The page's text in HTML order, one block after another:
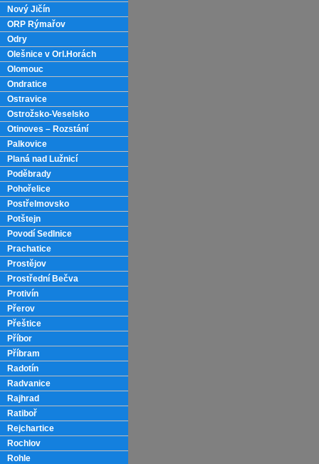
Nový Jičín
ORP Rýmařov
Odry
Olešnice v Orl.Horách
Olomouc
Ondratice
Ostravice
Ostrožsko-Veselsko
Otinoves – Rozstání
Palkovice
Planá nad Lužnicí
Poděbrady
Pohořelice
Postřelmovsko
Potštejn
Povodí Sedlnice
Prachatice
Prostějov
Prostřední Bečva
Protivín
Přerov
Přeštice
Příbor
Příbram
Radotín
Radvanice
Rajhrad
Ratiboř
Rejchartice
Rochlov
Rohle